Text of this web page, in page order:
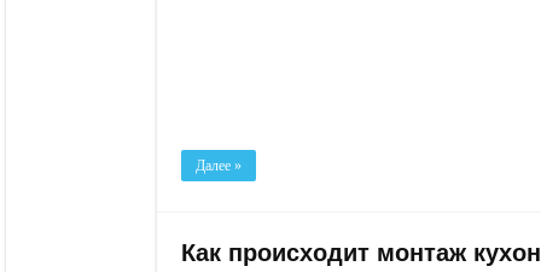
Далее »
Как происходит монтаж